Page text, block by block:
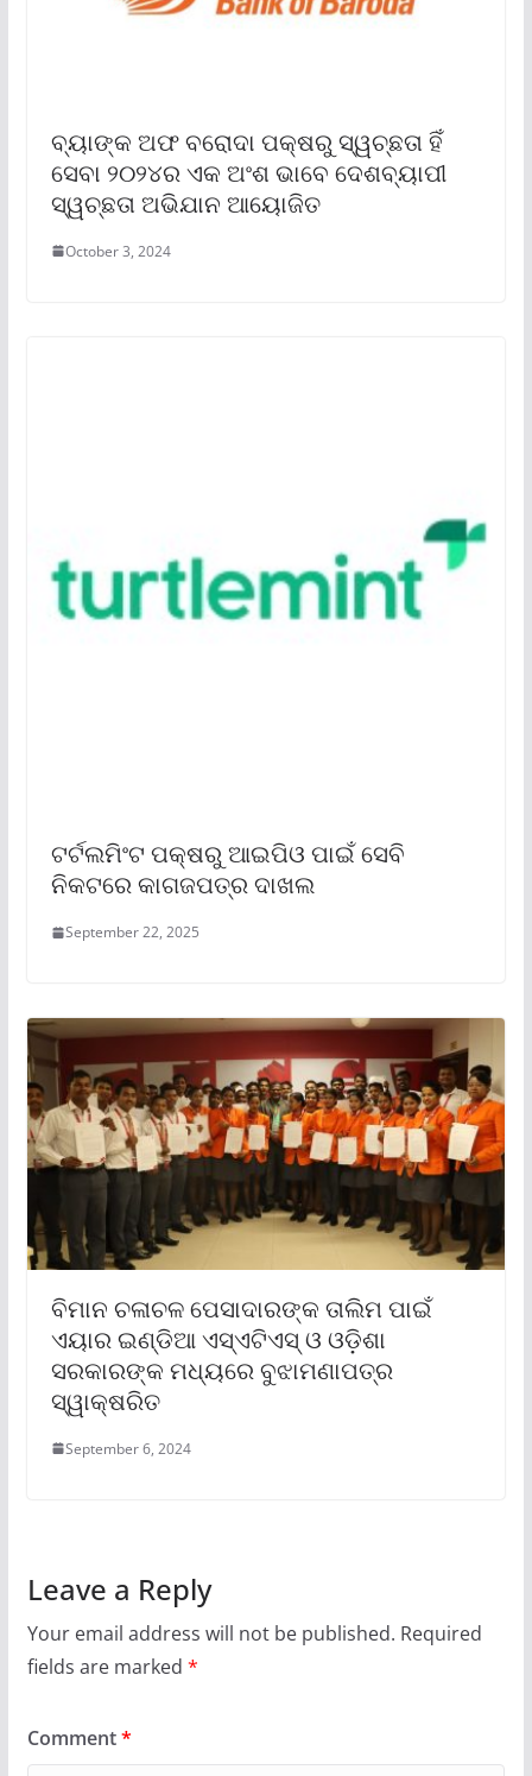
ବ୍ୟାଙ୍କ ଅଫ ବରୋଦା ପକ୍ଷରୁ ସ୍ୱଚ୍ଛତା ହିଁ
ସେବା ୨୦୨୪ର ଏକ ଅଂଶ ଭାବେ ଦେଶବ୍ୟାପୀ
ସ୍ୱଚ୍ଛତା ଅଭିଯାନ ଆୟୋଜିତ
October 3, 2024
ଟର୍ଟଲମିଂଟ ପକ୍ଷରୁ ଆଇପିଓ ପାଇଁ ସେବି
ନିକଟରେ କାଗଜପତ୍ର ଦାଖଲ
September 22, 2025
ବିମାନ ଚଳାଚଳ ପେସାଦାରଙ୍କ ତାଲିମ ପାଇଁ
ଏୟାର ଇଣ୍ଡିଆ ଏସ୍‌ଏଟିଏସ୍ ଓ ଓଡ଼ିଶା
ସରକାରଙ୍କ ମଧ୍ୟରେ ବୁଝାମଣାପତ୍ର
ସ୍ୱାକ୍ଷରିତ
September 6, 2024
Leave a Reply
Your email address will not be published. Required
fields are marked *
Comment*